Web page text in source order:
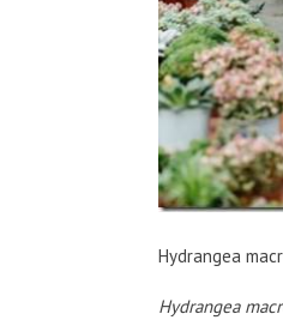
Hydrangea
Hydrangea